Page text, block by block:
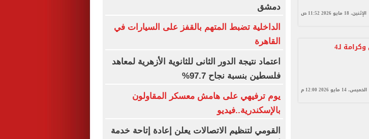
الإثنين، 18 مايو 2026 11:52 ص
تفاصيل إعلان موعد صرف معاش تكافل وكرامة لـ4
الخميس، 14 مايو 2026 12:00 م
دمشق
الداخلية تضبط المتهم بالقفز على السيارات في
القاهرة
اعتماد نتيجة الدور الثانى للثانوية الأزهرية لمعاهد
فلسطين بنسبة نجاح 97.7%
يوم ترفيهي على هامش معسكر المقاولون
بالإسكندرية..فيديو
القومي لتنظيم الاتصالات يعلن إعادة إتاحة خدمة